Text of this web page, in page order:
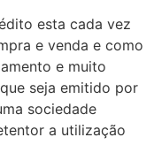
esta cada vez
e venda e como
e muito
seja emitido por
sociedade
a utilização